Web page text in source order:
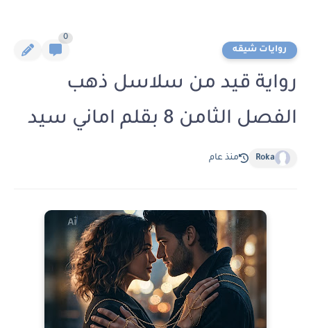
روايات شيقه
0
رواية قيد من سلاسل ذهب
الفصل الثامن 8 بقلم اماني سيد
Roka منذ عام